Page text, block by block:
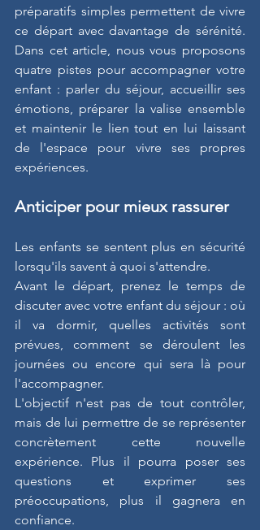
préparatifs simples permettent de vivre
ce départ avec davantage de sérénité.
Dans cet article, nous vous proposons
quatre pistes pour accompagner votre
enfant : parler du séjour, accueillir ses
émotions, préparer la valise ensemble
et maintenir le lien tout en lui laissant
de l'espace pour vivre ses propres
expériences.
Anticiper pour mieux rassurer
Les enfants se sentent plus en sécurité
lorsqu'ils savent à quoi s'attendre.
Avant le départ, prenez le temps de
discuter avec votre enfant du séjour : où
il va dormir, quelles activités sont
prévues, comment se déroulent les
journées ou encore qui sera là pour
l'accompagner.
L'objectif n'est pas de tout contrôler,
mais de lui permettre de se représenter
concrètement cette nouvelle
expérience. Plus il pourra poser ses
questions et exprimer ses
préoccupations, plus il gagnera en
confiance.